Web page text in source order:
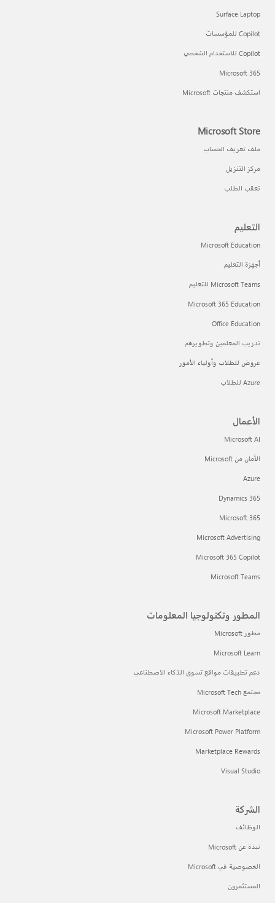
Surface Laptop
Copilot للمؤسسات
Copilot للاستخدام الشخصي
Microsoft 365
استكشف منتجات Microsoft
Microsoft Store
ملف تعريف الحساب
مركز التنزيل
تعقب الطلب
التعليم
Microsoft Education
أجهزة التعليم
Microsoft Teams للتعليم
Microsoft 365 Education
Office Education
تدريب المعلمين وتطويرهم
عروض للطلاب وأولياء الأمور
Azure للطلاب
الأعمال
Microsoft AI
الأمان من Microsoft
Azure
Dynamics 365
Microsoft 365
Microsoft Advertising
Microsoft 365 Copilot
Microsoft Teams
المطور وتكنولوجيا المعلومات
مطور Microsoft
Microsoft Learn
دعم تطبيقات مواقع تسوق الذكاء الاصطناعي
مجتمع Microsoft Tech
Microsoft Marketplace
Microsoft Power Platform
Marketplace Rewards
Visual Studio
الشركة
الوظائف
نبذة عن Microsoft
الخصوصية في Microsoft
المستثمرون